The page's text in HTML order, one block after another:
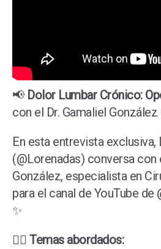
📢 Dolor Lumbar Crónico:
con el Dr. Gamaliel González
En esta entrevista
(@Lorenadas) conversa con
González, especialista en
para el canal de YouTube de
✨
👨‍⚕️ Temas abordados: